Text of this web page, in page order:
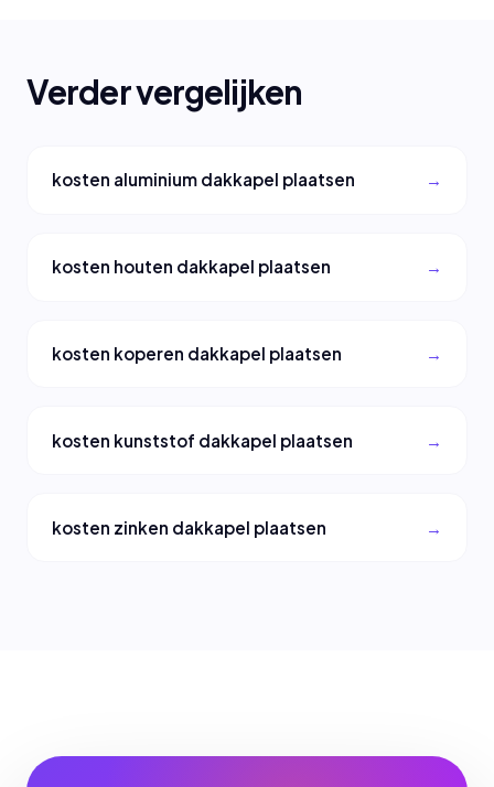
Verder vergelijken
kosten aluminium dakkapel plaatsen
kosten houten dakkapel plaatsen
kosten koperen dakkapel plaatsen
kosten kunststof dakkapel plaatsen
kosten zinken dakkapel plaatsen